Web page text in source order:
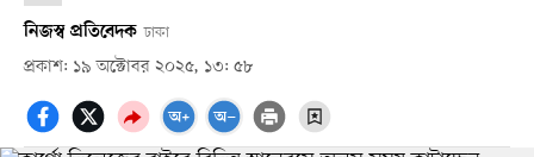
নিজস্ব প্রতিবেদক ঢাকা
প্রকাশ: ১৯ অক্টোবর ২০২৫, ১৩: ৫৮